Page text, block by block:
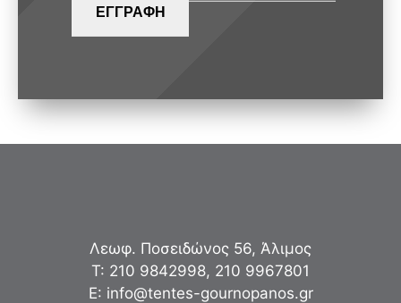
Λεωφ. Ποσειδώνος 56, Άλιμος
Τ: 210 9842998, 210 9967801
Ε: info@tentes-gournopanos.gr